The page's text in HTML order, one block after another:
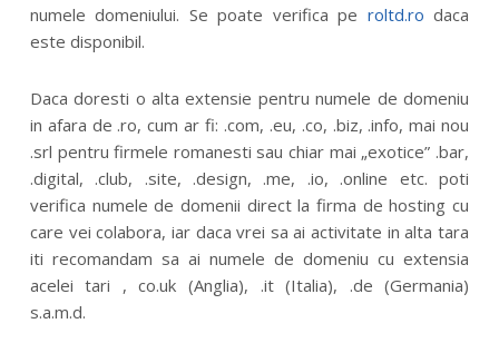
numele domeniului. Se poate verifica pe roltd.ro daca
este disponibil.
Daca doresti o alta extensie pentru numele de domeniu
in afara de .ro, cum ar fi: .com, .eu, .co, .biz, .info, mai nou
.srl pentru firmele romanesti sau chiar mai „exotice” .bar,
.digital, .club, .site, .design, .me, .io, .online etc. poti
verifica numele de domenii direct la firma de hosting cu
care vei colabora, iar daca vrei sa ai activitate in alta tara
iti recomandam sa ai numele de domeniu cu extensia
acelei tari , co.uk (Anglia), .it (Italia), .de (Germania)
s.a.m.d.